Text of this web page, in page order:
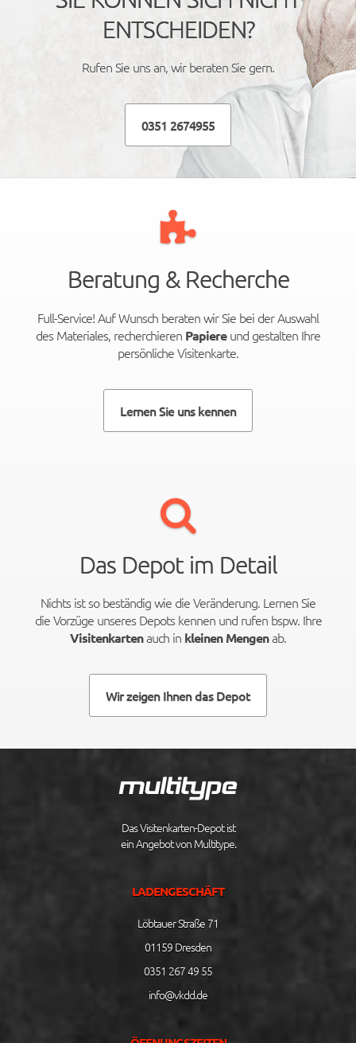
ENTSCHEIDEN?
Rufen Sie uns an, wir beraten Sie gern.
0351 2674955
Beratung & Recherche
Full-Service! Auf Wunsch beraten wir Sie bei der Auswahl
des Materiales, recherchieren Papiereund gestalten Ihre
persönliche Visitenkarte.
Lernen Sie uns kennen
Das Depot im Detail
Nichts ist so beständig wie die Veränderung. Lernen Sie
die Vorzüge unseres Depots kennen und rufen bspw. Ihre
Visitenkartenauch in kleinen Mengenab.
Wir zeigen Ihnen das Depot
Das Visitenkarten-Depot ist
ein Angebot von Multitype.
LADENGESCHÄFT
Löbtauer Straße 71
01159 Dresden
0351 267 49 55
info@vkdd.de